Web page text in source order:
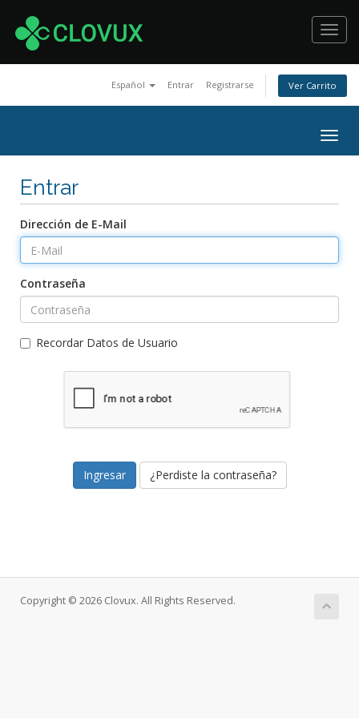
Español Entrar Registrarse Ver Carrito
Entrar
Dirección de E-Mail
Contraseña
Recordar Datos de Usuario
¿Perdiste la contraseña?
Copyright © 2026 Clovux. All Rights Reserved.